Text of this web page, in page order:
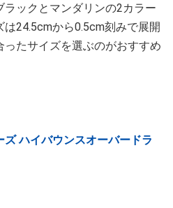
ックとマンダリンの2カラー
24.5cmから0.5cm刻みで展開
ったサイズを選ぶのがおすすめ
ハイバウンスオーバードラ